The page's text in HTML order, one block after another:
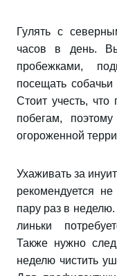
Гулять с
часов в день.
пробежками,
посещать
Стоит учесть,
побегам,
огороженной
Ухаживать за
рекомендуется
пару раз в
линьки
Также нужно
неделю чистить